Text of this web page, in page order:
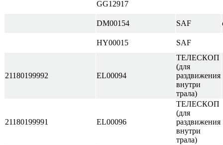
GG12917
DM00154 SAF
HY00015 SAF
21180199992 EL00094
ТЕЛЕСКОП
(для
раздвижения
внутри
трала)
21180199991 EL00096
ТЕЛЕСКОП
(для
раздвижения
внутри
трала)